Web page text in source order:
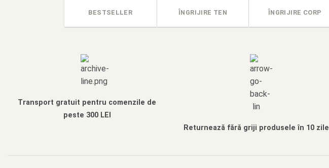
BESTSELLER ÎNGRIJIRE TEN ÎNGRIJIRE CORP
Transport gratuit pentru comenzile de
peste 300 LEI
Returnează fără griji produsele în 10 zile